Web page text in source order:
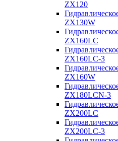
ZX120
ZX130W
ZX160LC
ZX160LC-3
ZX160W
ZX180LCN-3
ZX200LC
ZX200LC-3